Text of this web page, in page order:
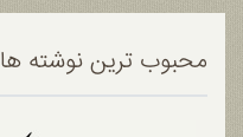
محبوب ترین نوشته ها